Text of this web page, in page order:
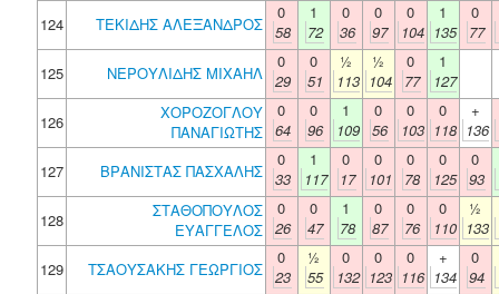
124
ΤΕΚΙΔΗΣ ΑΛΕΞΑΝΔΡΟΣ
0
58
1
72
0
36
0
97
0
104
1
135
0
77
125
ΝΕΡΟΥΛΙΔΗΣ ΜΙΧΑΗΛ
0
29
0
51
½
113
½
104
0
77
1
127
126
ΧΟΡΟΖΟΓΛΟΥ
ΠΑΝΑΓΙΩΤΗΣ
0
64
0
96
1
109
0
56
0
103
0
118
+
136
127
ΒΡΑΝΙΣΤΑΣ ΠΑΣΧΑΛΗΣ
0
33
1
117
0
17
0
101
0
78
0
125
0
93
128
ΣΤΑΘΟΠΟΥΛΟΣ
ΕΥΑΓΓΕΛΟΣ
0
26
0
47
1
78
0
87
0
76
0
110
½
133
129
ΤΣΑΟΥΣΑΚΗΣ ΓΕΩΡΓΙΟΣ
0
23
½
55
0
132
0
123
0
116
+
134
0
94